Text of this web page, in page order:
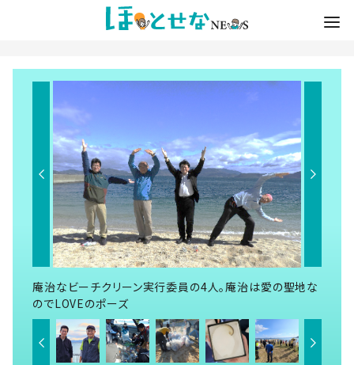
庵治なビーチクリーン実行委員の4人。庵治は愛の聖地な
のでLOVEのポーズ